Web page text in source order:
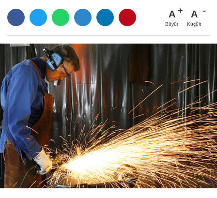
A
Büyüt
A
Küçült